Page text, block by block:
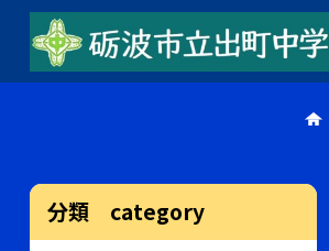
分類 category